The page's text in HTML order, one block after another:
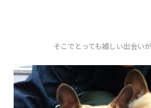
そこでとっても嬉しい出会い